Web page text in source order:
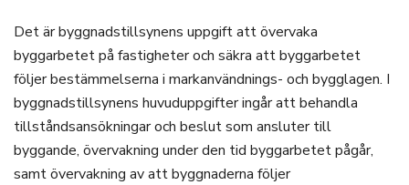
Det är byggnadstillsynens uppgift att övervaka
byggarbetet på fastigheter och säkra att byggarbetet
följer bestämmelserna i markanvändnings- och bygglagen. I
byggnadstillsynens huvuduppgifter ingår att behandla
tillståndsansökningar och beslut som ansluter till
byggande, övervakning under den tid byggarbetet pågår,
samt övervakning av att byggnaderna följer